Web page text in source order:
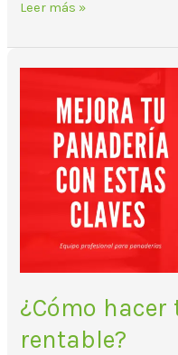
Leer más »
¿Cómo
rentable?
panadería
rentable?